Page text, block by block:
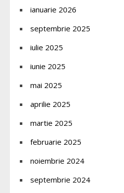
ianuarie 2026
septembrie 2025
iulie 2025
iunie 2025
mai 2025
aprilie 2025
martie 2025
februarie 2025
noiembrie 2024
septembrie 2024